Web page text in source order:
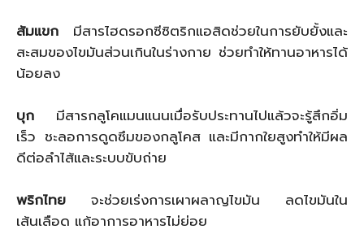
ส้มแขก มีสารไฮดรอกซีซิตริกแอสิดช่วยในการยับยั้งและ
สะสมของไขมันส่วนเกินในร่างกาย ช่วยทำให้ทานอาหารได้
น้อยลง
บุก มีสารกลูโคแมนแนนเมื่อรับประทานไปแล้วจะรู้สึกอิ่ม
เร็ว ชะลอการดูดซึมของกลูโคส และมีกากใยสูงทำให้มีผล
ดีต่อลำไส้และระบบขับถ่าย
พริกไทย จะช่วยเร่งการเผาผลาญไขมัน ลดไขมันใน
เส้นเลือด แก้อาการอาหารไม่ย่อย